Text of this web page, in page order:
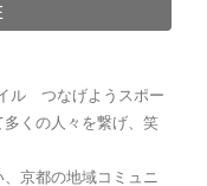
ル つなげようスポー
くの人々を繋げ、笑
京都の地域コミュニ